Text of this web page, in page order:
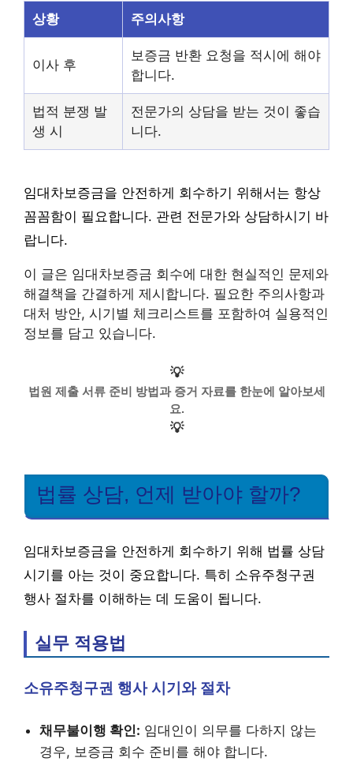
상황 주의사항
이사 후
보증금 반환 요청을 적시에 해야
합니다.
법적 분쟁 발
생 시
전문가의 상담을 받는 것이 좋습
니다.
임대차보증금을 안전하게 회수하기 위해서는 항상
꼼꼼함이 필요합니다. 관련 전문가와 상담하시기 바
랍니다.
이 글은 임대차보증금 회수에 대한 현실적인 문제와
해결책을 간결하게 제시합니다. 필요한 주의사항과
대처 방안, 시기별 체크리스트를 포함하여 실용적인
정보를 담고 있습니다.
💡
법원 제출 서류 준비 방법과 증거 자료를 한눈에 알아보세
요.
💡
법률 상담, 언제 받아야 할까?
임대차보증금을 안전하게 회수하기 위해 법률 상담
시기를 아는 것이 중요합니다. 특히 소유주청구권
행사 절차를 이해하는 데 도움이 됩니다.
실무 적용법
소유주청구권 행사 시기와 절차
채무불이행 확인: 임대인이 의무를 다하지 않는
경우, 보증금 회수 준비를 해야 합니다.